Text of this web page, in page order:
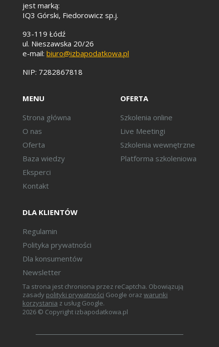
jest marką:
IQ3 Górski, Fiedorowicz sp.j.
93-119 Łódź
ul. Nieszawska 20/26
e-mail: biuro@izbapodatkowa.pl
NIP: 7282867818
MENU
Strona główna
O nas
Oferta
Baza wiedzy
Eksperci
Kontakt
OFERTA
Szkolenia online
Live Meetingi
Szkolenia wewnętrzne
Platforma szkoleniowa
DLA KLIENTÓW
Regulamin
Polityka prywatności
Dla konsumentów
Newsletter
Ta strona jest chroniona przez reCaptcha. Obowiązują
zasady polityki prywatności Google oraz warunki
korzystania z usług Google.
2026 © Copyright izbapodatkowa.pl